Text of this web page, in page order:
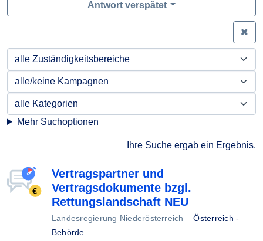
Antwort verspätet
Mehr Suchoptionen
Ihre Suche ergab ein Ergebnis.
Vertragspartner und
Vertragsdokumente bzgl.
Rettungslandschaft NEU
Landesregierung Niederösterreich –Österreich -
Behörde